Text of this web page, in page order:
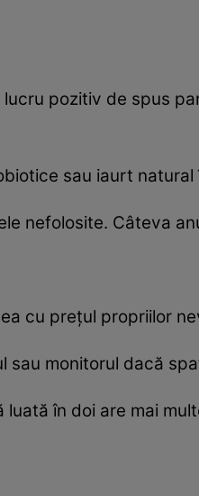
pozitiv de spus
sau iaurt
nefolosite. Câteva
cu prețul propriilor
sau monitorul dacă
luată în doi are mai